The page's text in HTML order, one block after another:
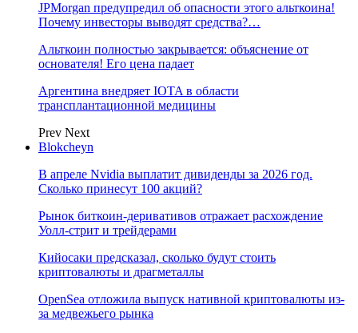
JPMorgan предупредил об опасности этого альткоина!
Почему инвесторы выводят средства?…
Альткоин полностью закрывается: объяснение от
основателя! Его цена падает
Аргентина внедряет IOTA в области
трансплантационной медицины
Prev Next
Blokcheyn
В апреле Nvidia выплатит дивиденды за 2026 год.
Сколько принесут 100 акций?
Рынок биткоин-деривативов отражает расхождение
Уолл-стрит и трейдерами
Кийосаки предсказал, сколько будут стоить
криптовалюты и драгметаллы
OpenSea отложила выпуск нативной криптовалюты из-
за медвежьего рынка